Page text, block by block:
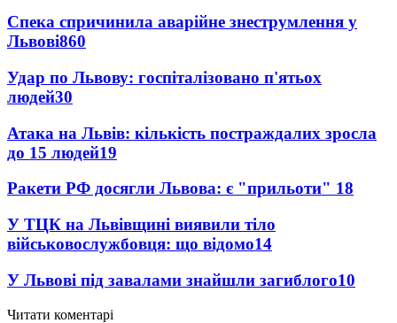
Спека спричинила аварійне знеструмлення у
Львові860
Удар по Львову: госпіталізовано п'ятьох
людей30
Атака на Львів: кількість постраждалих зросла
до 15 людей19
Ракети РФ досягли Львова: є "прильоти" 18
У ТЦК на Львівщині виявили тіло
військовослужбовця: що відомо14
У Львові під завалами знайшли загиблого10
Читати коментарі